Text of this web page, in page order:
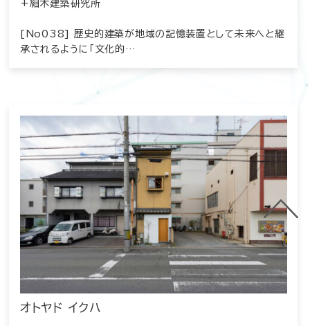
+細木建築研究所
[No038] 歴史的建築が地域の記憶装置として未来へと継
承されるように「文化的…
オトヤド イクハ